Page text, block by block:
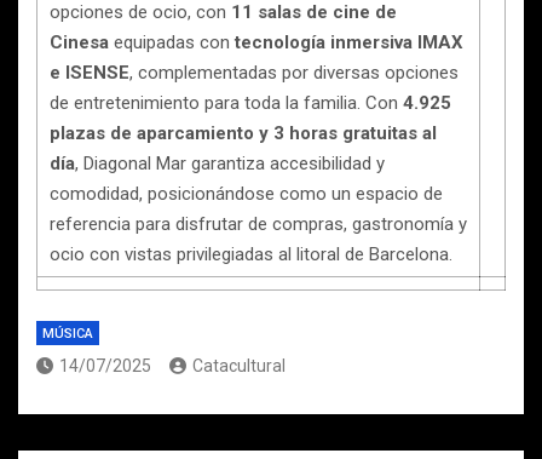
opciones de ocio, con 11 salas de cine de
Cinesa equipadas contecnología inmersiva IMAX
e ISENSE, complementadas por diversas opciones
de entretenimiento para toda la familia. Con 4.925
plazas de aparcamiento y 3 horas gratuitas al
día, Diagonal Mar garantiza accesibilidad y
comodidad, posicionándose como un espacio de
referencia para disfrutar de compras, gastronomía y
ocio con vistas privilegiadas al litoral de Barcelona.
MÚSICA
14/07/2025 Catacultural